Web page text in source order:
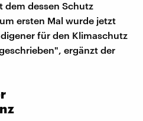
dem dessen Schutz
ersten Mal wurde jetzt
für den Klimaschutz
ergänzt der